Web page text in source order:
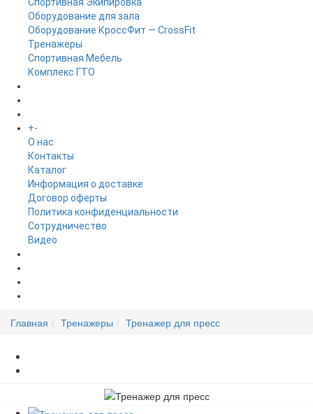
Спортивная Экипировка
Оборудование для зала
Оборудование КроссФит — CrossFit
Тренажеры
Спортивная Мебель
Комплекс ГТО
+-
O нас
Контакты
Каталог
Информация о доставке
Договор оферты
Политика конфиденциальности
Сотрудничество
Видео
Главная Тренажеры Тренажер для пресс